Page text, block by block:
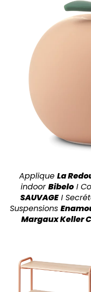
Applique La
indoorBibeloI
SAUVAGEI
Suspensions
Margaux Keller